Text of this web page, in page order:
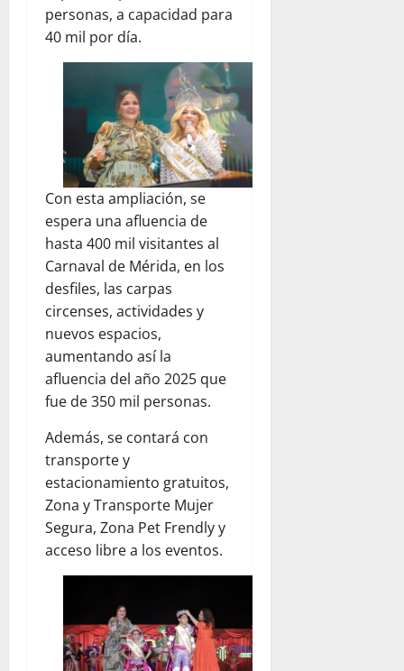
personas, a capacidad para
40 mil por día.
Con esta ampliación, se
espera una afluencia de
hasta 400 mil visitantes al
Carnaval de Mérida, en los
desfiles, las carpas
circenses, actividades y
nuevos espacios,
aumentando así la
afluencia del año 2025 que
fue de 350 mil personas.
Además, se contará con
transporte y
estacionamiento gratuitos,
Zona y Transporte Mujer
Segura, Zona Pet Frendly y
acceso libre a los eventos.